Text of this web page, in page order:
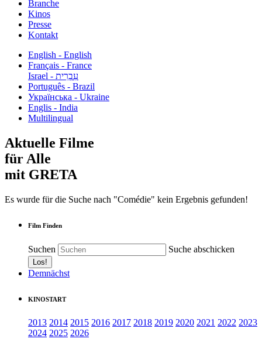
Branche
Kinos
Presse
Kontakt
English - English
Français - France
עִבְרִית - Israel
Português - Brazil
Українська - Ukraine
Englis - India
Multilingual
Aktuelle Filme
für Alle
mit GRETA
Es wurde für die Suche nach "Comédie" kein Ergebnis gefunden!
Film Finden
Suchen Suche abschicken
Demnächst
KINOSTART
2013 2014 2015 2016 2017 2018 2019 2020 2021 2022 2023
2024 2025 2026